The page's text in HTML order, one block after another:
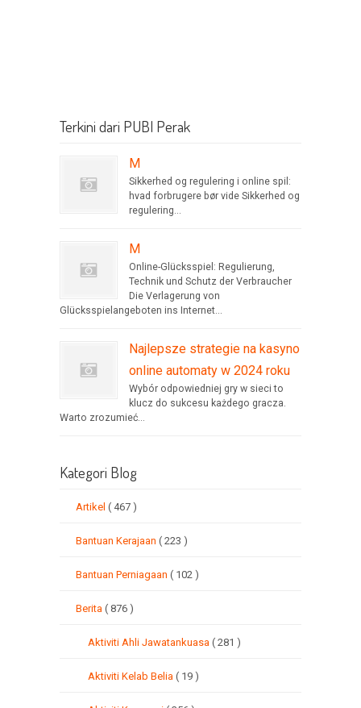
Terkini dari PUBI Perak
M
Sikkerhed og regulering i online spil:
hvad forbrugere bør vide Sikkerhed og
regulering...
M
Online-Glücksspiel: Regulierung,
Technik und Schutz der Verbraucher
Die Verlagerung von
Glücksspielangeboten ins Internet...
Najlepsze strategie na kasyno
online automaty w 2024 roku
Wybór odpowiedniej gry w sieci to
klucz do sukcesu każdego gracza.
Warto zrozumieć...
Kategori Blog
Artikel ( 467 )
Bantuan Kerajaan ( 223 )
Bantuan Perniagaan ( 102 )
Berita ( 876 )
Aktiviti Ahli Jawatankuasa ( 281 )
Aktiviti Kelab Belia ( 19 )